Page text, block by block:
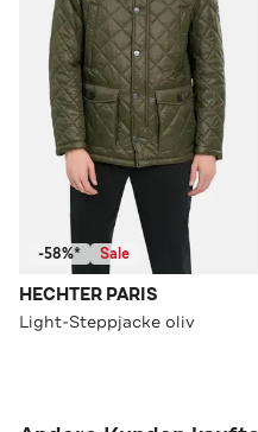
-58%* Sale
HECHTER PARIS
Light-Steppjacke oliv